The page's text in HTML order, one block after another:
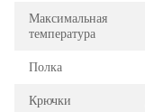
Максимальная
температура
Полка
Крючки